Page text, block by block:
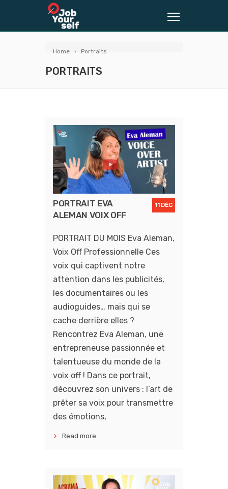
Home Portraits
PORTRAITS
11 DÉC
PORTRAIT EVA
ALEMAN VOIX OFF
PORTRAIT DU MOIS Eva Aleman,
Voix Off Professionnelle Ces
voix qui captivent notre
attention dans les publicités,
les documentaires ou les
audioguides… mais qui se
cache derrière elles ?
Rencontrez Eva Aleman, une
entrepreneuse passionnée et
talentueuse du monde de la
voix off ! Dans ce portrait,
découvrez son univers : l’art de
prêter sa voix pour transmettre
des émotions,
Read more